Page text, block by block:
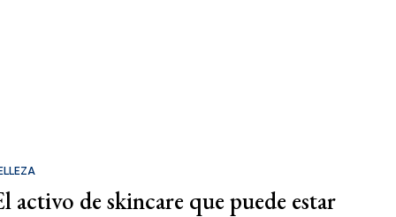
activo de skincare que puede estar